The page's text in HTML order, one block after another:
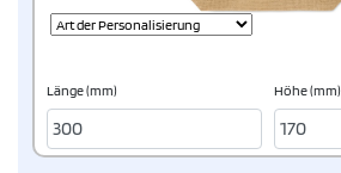
Länge (mm) Höhe (mm)